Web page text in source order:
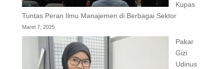
Kupas
Tuntas Peran Ilmu Manajemen di Berbagai Sektor
Maret 7, 2025
Pakar
Gizi
Udinus